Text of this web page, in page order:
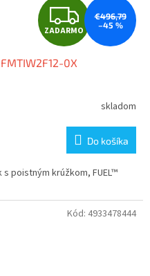
Z
A
R
M
ZADARMO
€496,79
–45 %
0X
skladom
Do košíka
poistným krúžkom, FUEL™
Kód: 4933478444